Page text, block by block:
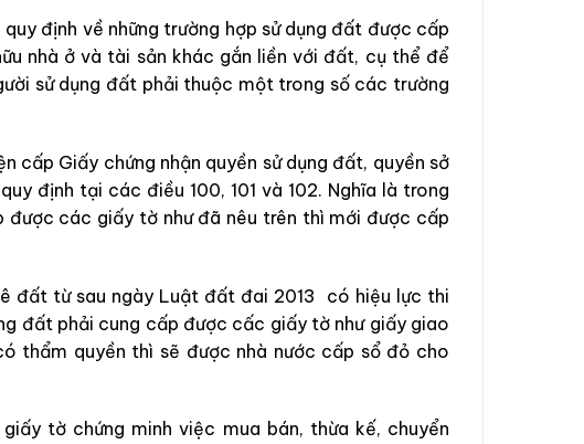
định về những trường hợp sử dụng đất được cấp
nhà ở và tài sản khác gắn liền với đất, cụ thể để
sử dụng đất phải thuộc một trong số các trường
cấp Giấy chứng nhận quyền sử dụng đất, quyền sở
định tại các điều 100, 101 và 102. Nghĩa là trong
được các giấy tờ như đã nêu trên thì mới được cấp
đất từ sau ngày Luật đất đai 2013 có hiệu lực thi
đất phải cung cấp được cấc giấy tờ như giấy giao
thẩm quyền thì sẽ được nhà nước cấp sổ đỏ cho
tờ chứng minh việc mua bán, thừa kế, chuyển